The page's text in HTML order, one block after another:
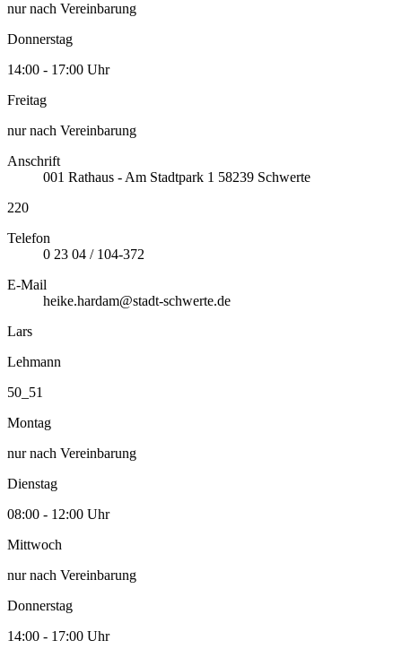
nur nach Vereinbarung
Donnerstag
14:00 - 17:00 Uhr
Freitag
nur nach Vereinbarung
Anschrift
001 Rathaus - Am Stadtpark 1 58239 Schwerte
220
Telefon
0 23 04 / 104-372
E-Mail
heike.hardam@stadt-schwerte.de
Lars
Lehmann
50_51
Montag
nur nach Vereinbarung
Dienstag
08:00 - 12:00 Uhr
Mittwoch
nur nach Vereinbarung
Donnerstag
14:00 - 17:00 Uhr